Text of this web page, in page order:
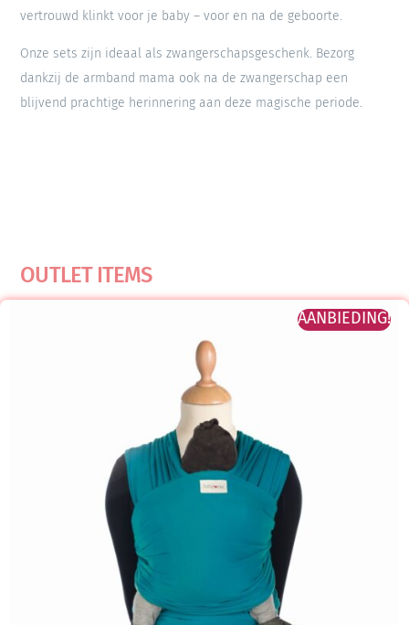
vertrouwd klinkt voor je baby – voor en na de geboorte.
Onze sets zijn ideaal als zwangerschapsgeschenk. Bezorg
dankzij de armband mama ook na de zwangerschap een
blijvend prachtige herinnering aan deze magische periode.
OUTLET ITEMS
AANBIEDING!